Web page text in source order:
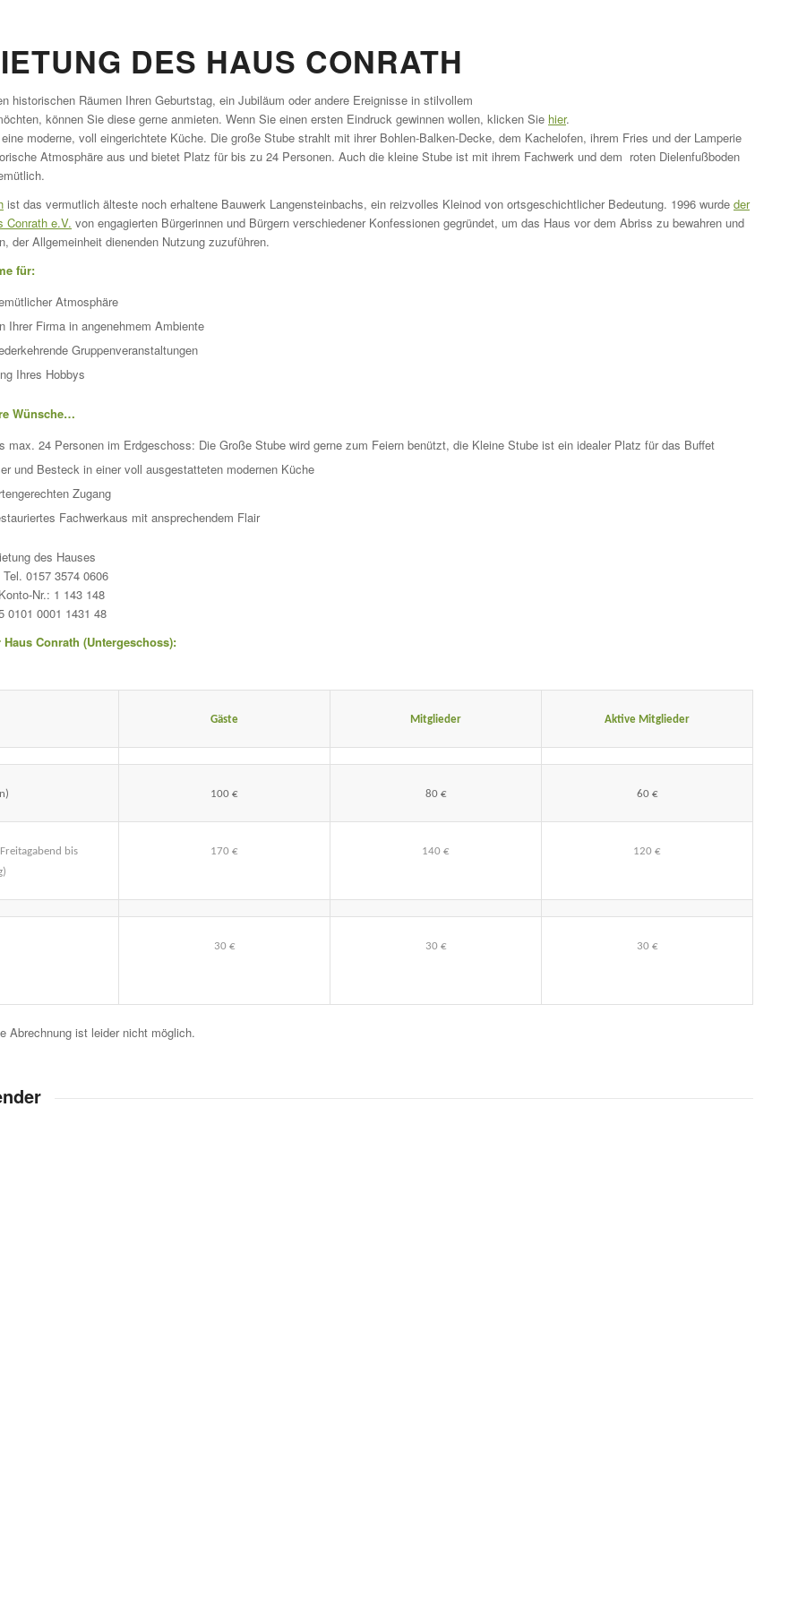
DES HAUS CONRATH
historischen Räumen Ihren Geburtstag, ein Jubiläum oder andere Ereignisse in stilvollem
können Sie diese gerne anmieten. Wenn Sie einen ersten Eindruck gewinnen wollen, klicken Sie hier.
moderne, voll eingerichtete Küche. Die große Stube strahlt mit ihrer Bohlen-Balken-Decke, dem Kachelofen, ihrem Fries und der Lamperie
Atmosphäre aus und bietet Platz für bis zu 24 Personen. Auch die kleine Stube ist mit ihrem Fachwerk und dem roten Dielenfußboden
ist das vermutlich älteste noch erhaltene Bauwerk Langensteinbachs, ein reizvolles Kleinod von ortsgeschichtlicher Bedeutung. 1996 wurde der
Conrath e.V. von engagierten Bürgerinnen und Bürgern verschiedener Konfessionen gegründet, um das Haus vor dem Abriss zu bewahren und
der Allgemeinheit dienenden Nutzung zuzuführen.
für:
Atmosphäre
Ihrer Firma in angenehmem Ambiente
Gruppenveranstaltungen
Ihres Hobbys
Wünsche…
max. 24 Personen im Erdgeschoss: Die Große Stube wird gerne zum Feiern benützt, die Kleine Stube ist ein idealer Platz für das Buffet
und Besteck in einer voll ausgestatteten modernen Küche
Zugang
Fachwerkaus mit ansprechendem Flair
des Hauses
0157 3574 0606
Nr.: 1 143 148
0101 0001 1431 48
Conrath (Untergeschoss):
Gäste Mitglieder Aktive Mitglieder
100 € 80 € 60 €
bis
170 € 140 € 120 €
30 € 30 € 30 €
Abrechnung ist leider nicht möglich.